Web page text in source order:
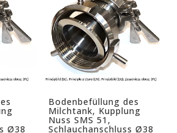
Ø38
Bodenbefüllung des
Milchtank, Kupplung
Nuss SMS 51,
Schlauchanschluss Ø38